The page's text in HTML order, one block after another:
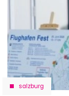
salzburg